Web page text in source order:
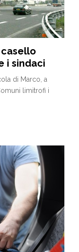
i sindaci
di Marco, a
limitrofi i